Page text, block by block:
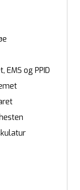
EMS og PPID